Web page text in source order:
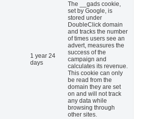
1 year 24
days
The __gads cookie,
set by Google, is
stored under
DoubleClick domain
and tracks the number
of times users see an
advert, measures the
success of the
campaign and
calculates its revenue.
This cookie can only
be read from the
domain they are set
on and will not track
any data while
browsing through
other sites.